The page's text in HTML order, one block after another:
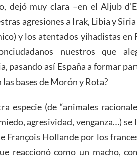
dejó muy clara –en el Aljub
agresiones a Irak, Libia y
y los atentados yihadistas en
nuestros que
pasando así España a formar
bases de Morón y Rota?
especie (de “animales
agresividad, venganza…) se
François Hollande por los
reaccionó como un macho,